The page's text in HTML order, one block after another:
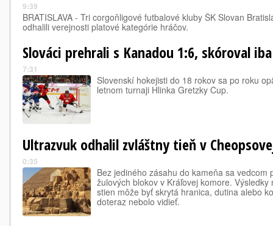
9:39
BRATISLAVA - Tri corgoňligové futbalové kluby ŠK Slovan
odhalili verejnosti platové kategórie hráčov.
Slováci prehrali s Kanadou 1:6, skóroval iba
7:31
Slovenskí hokejisti do 18 rokov sa po roku
letnom turnaji Hlinka Gretzky Cup.
Ultrazvuk odhalil zvláštny tieň v
0:35
Bez jediného zásahu do kameňa sa vedcom
žulových blokov v Kráľovej komore.
stien môže byť skrytá hranica, dutina alebo
doteraz nebolo vidieť.